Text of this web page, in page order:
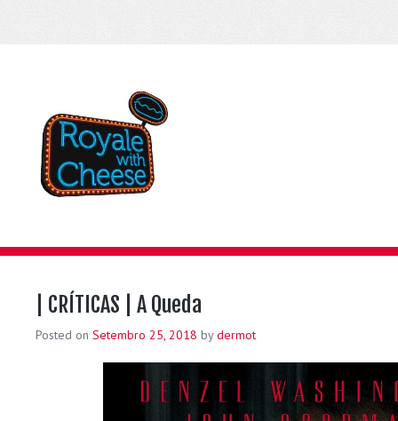
| CRÍTICAS | A Queda
Posted on Setembro 25, 2018 bydermot